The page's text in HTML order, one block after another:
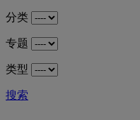
分类
专题
类型
搜索